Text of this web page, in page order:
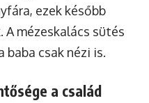
ezek később
A mézeskalács sütés
baba csak nézi is.
a család